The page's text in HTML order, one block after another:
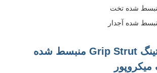
شده تخت
شده آجدار
مشخصات گریتینگ Grip Strut منبسط شده